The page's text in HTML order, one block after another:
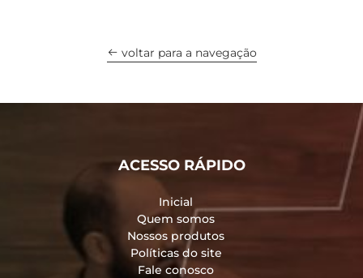
voltar para a navegação
ACESSO RÁPIDO
Inicial
Quem somos
Nossos produtos
Políticas do site
Fale conosco